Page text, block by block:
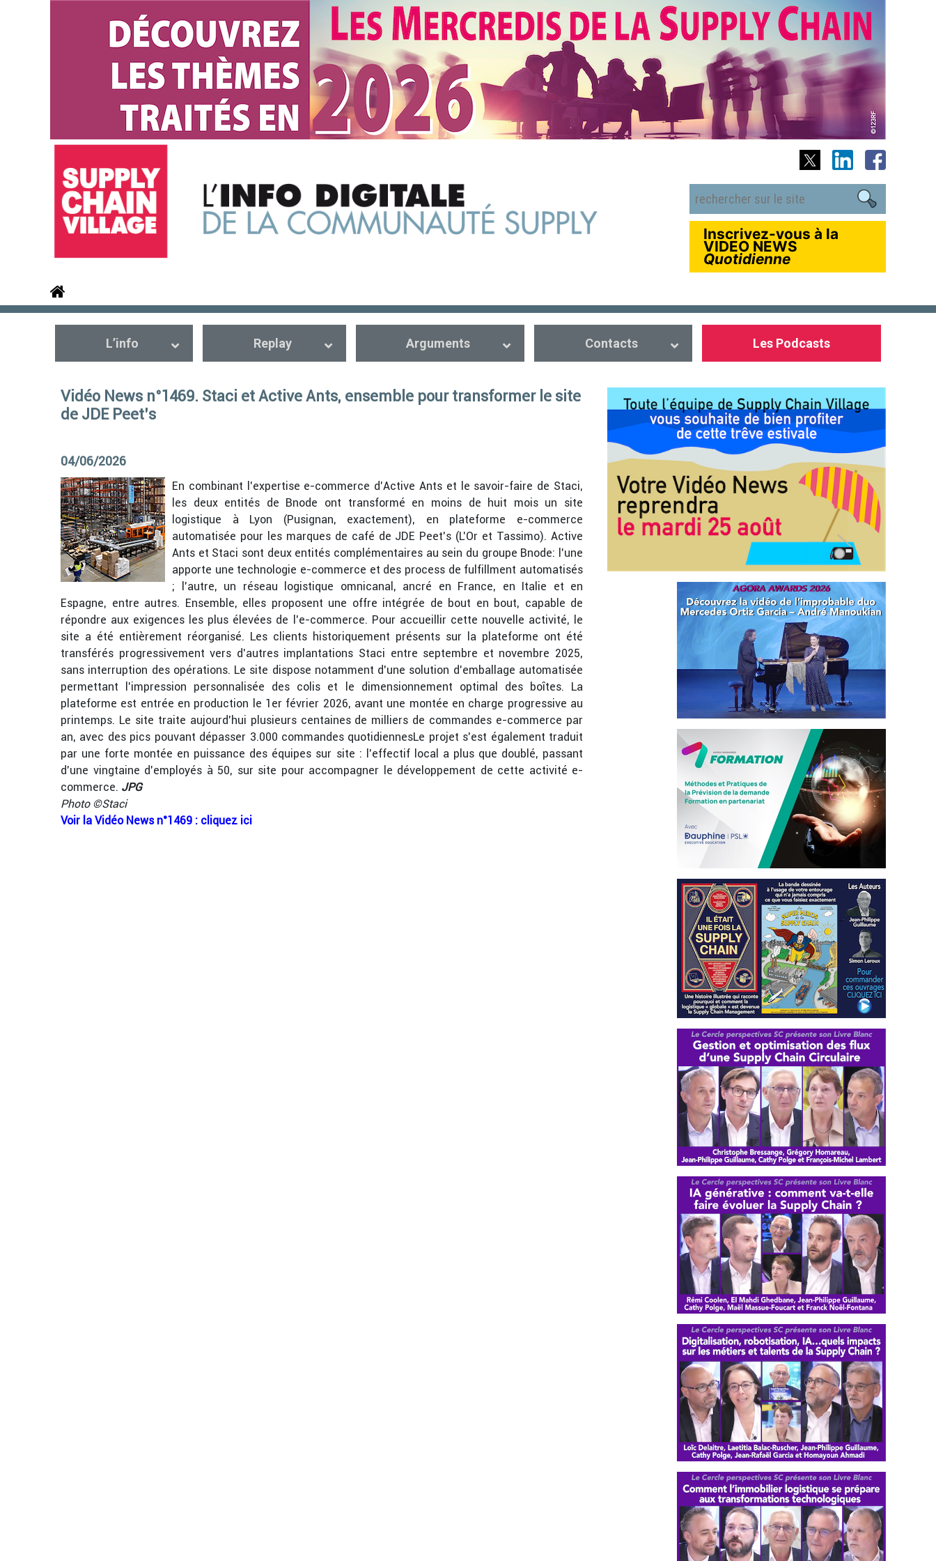
Inscrivez-vous à la
VIDEO NEWS
Quotidienne
L’info Replay Arguments Contacts Les Podcasts
Vidéo News n°1469. Staci et Active Ants, ensemble pour transformer le site
de JDE Peet’s
04/06/2026
En combinant l’expertise e-commerce d’Active Ants et le savoir-faire de Staci,
les deux entités de Bnode ont transformé en moins de huit mois un site
logistique à Lyon (Pusignan, exactement), en plateforme e-commerce
automatisée pour les marques de café de JDE Peet’s (L’Or et Tassimo). Active
Ants et Staci sont deux entités complémentaires au sein du groupe Bnode: l’une
apporte une technologie e-commerce et des process de fulfillment automatisés
; l’autre, un réseau logistique omnicanal, ancré en France, en Italie et en
Espagne, entre autres. Ensemble, elles proposent une offre intégrée de bout en bout, capable de
répondre aux exigences les plus élevées de l’e-commerce. Pour accueillir cette nouvelle activité, le
site a été entièrement réorganisé. Les clients historiquement présents sur la plateforme ont été
transférés progressivement vers d’autres implantations Staci entre septembre et novembre 2025,
sans interruption des opérations. Le site dispose notamment d’une solution d’emballage automatisée
permettant l’impression personnalisée des colis et le dimensionnement optimal des boîtes. La
plateforme est entrée en production le 1er février 2026, avant une montée en charge progressive au
printemps. Le site traite aujourd’hui plusieurs centaines de milliers de commandes e-commerce par
an, avec des pics pouvant dépasser 3.000 commandes quotidiennesLe projet s’est également traduit
par une forte montée en puissance des équipes sur site : l’effectif local a plus que doublé, passant
d’une vingtaine d’employés à 50, sur site pour accompagner le développement de cette activité e-
commerce. JPG
Photo ©Staci
Voir la Vidéo News n°1469 : cliquez ici